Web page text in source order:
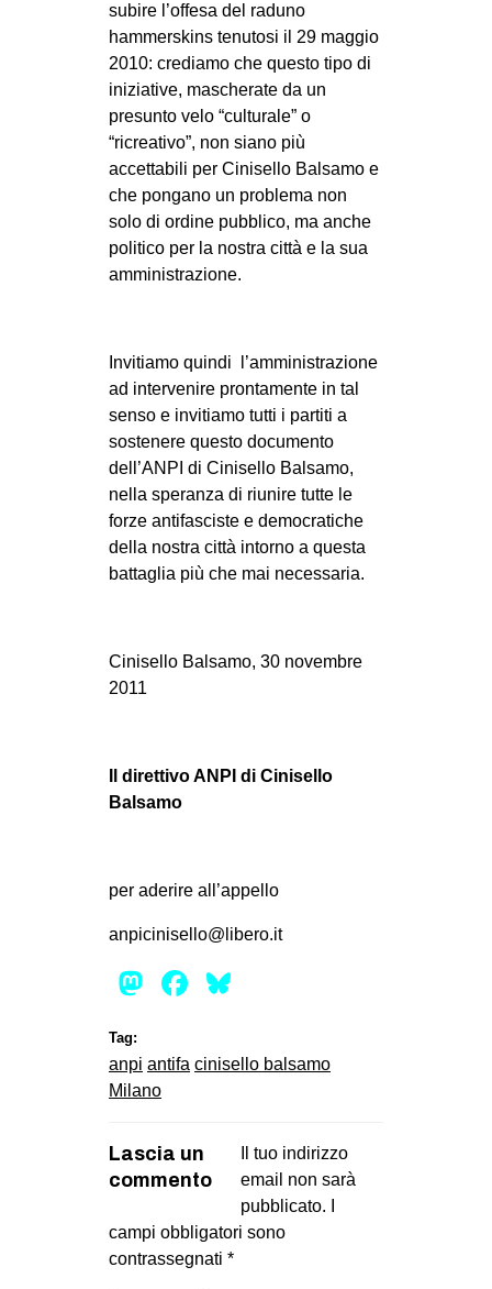
subire l’offesa del raduno
hammerskins tenutosi il 29 maggio
2010: crediamo che questo tipo di
iniziative, mascherate da un
presunto velo “culturale” o
“ricreativo”, non siano più
accettabili per Cinisello Balsamo e
che pongano un problema non
solo di ordine pubblico, ma anche
politico per la nostra città e la sua
amministrazione.
Invitiamo quindi l’amministrazione
ad intervenire prontamente in tal
senso e invitiamo tutti i partiti a
sostenere questo documento
dell’ANPI di Cinisello Balsamo,
nella speranza di riunire tutte le
forze antifasciste e democratiche
della nostra città intorno a questa
battaglia più che mai necessaria.
Cinisello Balsamo, 30 novembre
2011
Il direttivo ANPI di Cinisello
Balsamo
per aderire all’appello
anpicinisello@libero.it
Mastodon
Facebook
Tag:
anpi antifa cinisello balsamo
Milano
Lascia un
commento
Il tuo indirizzo
email non sarà
pubblicato.
campi obbligatori sono
contrassegnati *